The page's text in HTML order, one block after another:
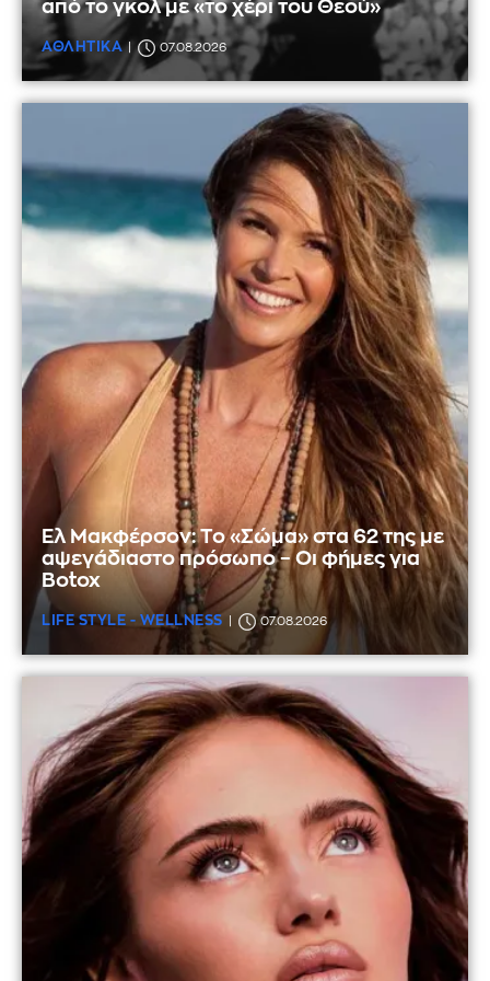
από το γκολ με «το χέρι του Θεού»
ΑΘΛΗΤΙΚΑ 07.08.2026
Ελ Μακφέρσον: Το «Σώμα» στα 62 της με
αψεγάδιαστο πρόσωπο – Οι φήμες για
Botox
LIFE STYLE - WELLNESS 07.08.2026